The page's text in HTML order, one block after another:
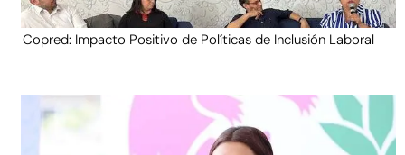
Copred: Impacto Positivo de Políticas de Inclusión Laboral